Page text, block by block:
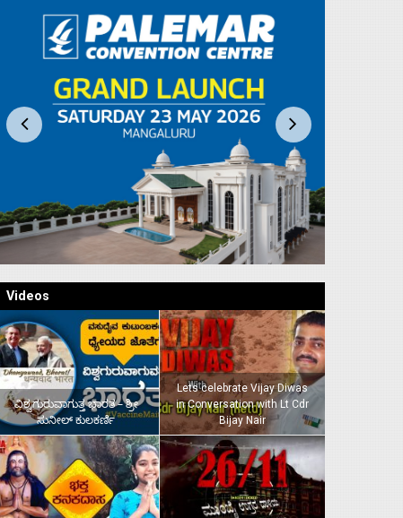
Videos
ವಿಶ್ವಗುರುವಾಗುತ್ತ ಭಾರತ – ಶ್ರೀ
ಸುನೀಲ್‌ ಕುಲಕರ್ಣಿ
Lets celebrate Vijay Diwas
in Conversation with Lt Cdr
Bijay Nair